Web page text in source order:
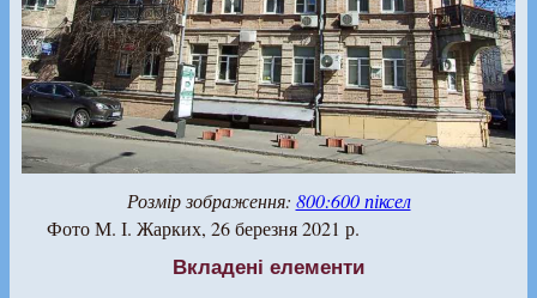
Розмір зображення: 800:600 піксел
Фото М. І. Жарких, 26 березня 2021 р.
Вкладені елементи